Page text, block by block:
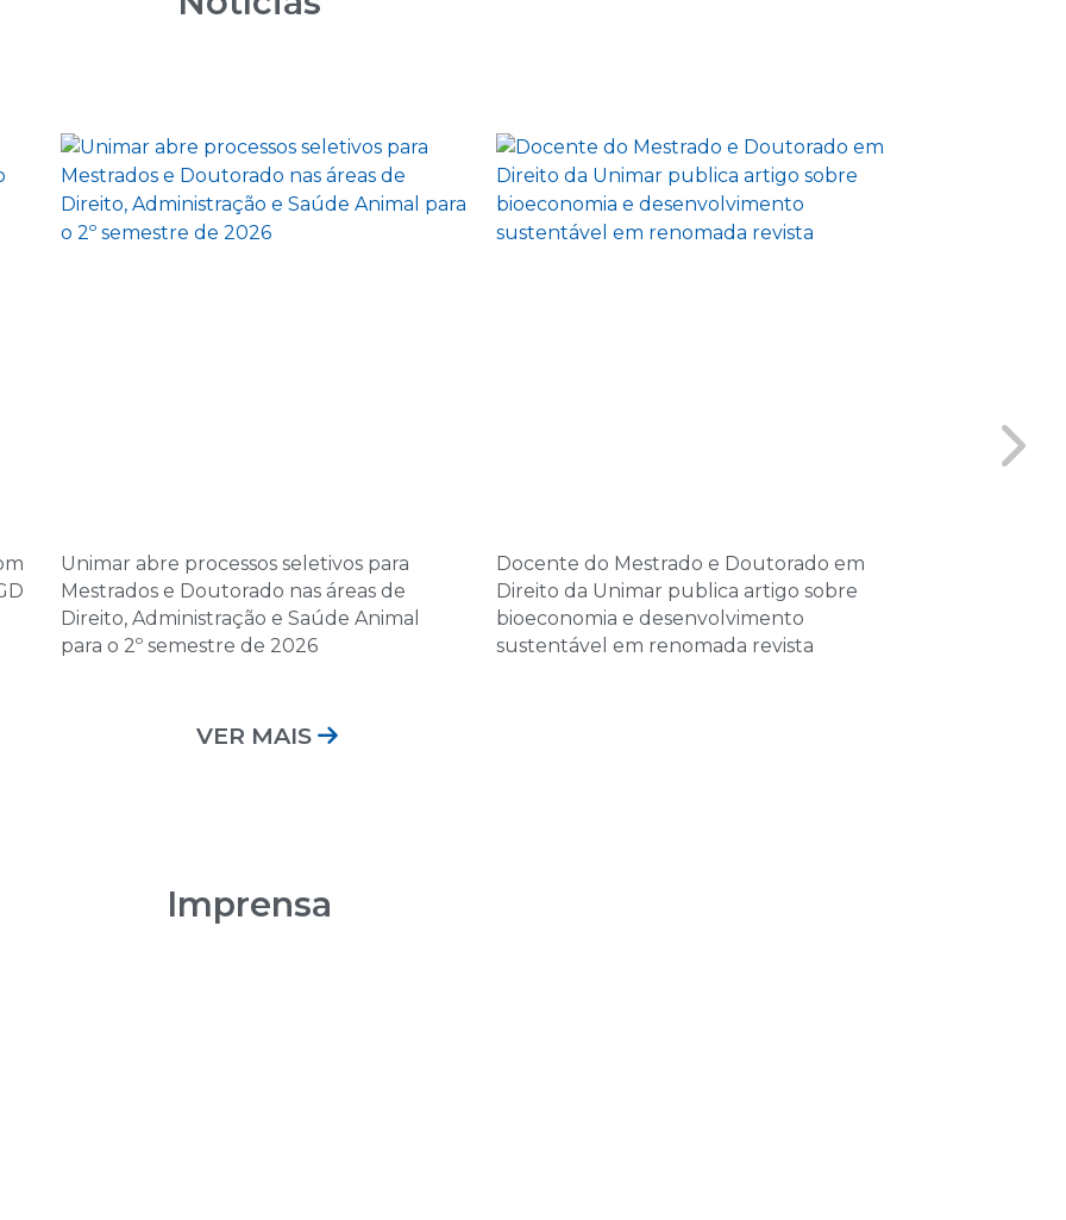
5 de novembro de 2026
14:00 | Encontro Aulas
08:00 | Encontro Aulas
12 de dezembro de 2026
08:00 | Encontro Aulas
Unimar abre processos seletivos para
Mestrados e Doutorado nas áreas de
Direito, Administração e Saúde Animal
para o 2º semestre de 2026
Docente do Mestrado e Doutorado em
Direito da Unimar publica artigo sobre
bioeconomia e desenvolvimento
sustentável em renomada revista
VER MAIS
Imprensa